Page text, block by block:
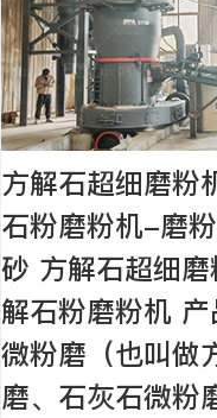
方解石超细磨粉
石粉磨粉机-磨
砂 方解石超细
解石粉磨粉机
微粉磨（也叫做
磨、石灰石微粉